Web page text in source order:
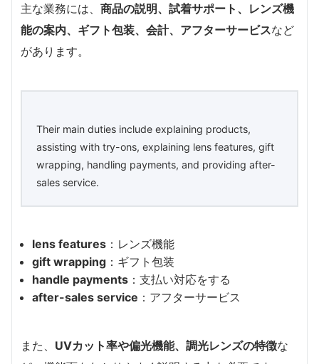
主な業務には、 商品の説明、試着サポート、レンズ機
能の案内、ギフト包装、会計、アフターサービスなど
があります。
Their main duties include explaining products,
assisting with try-ons, explaining lens features, gift
wrapping, handling payments, and providing after-
sales service.
lens features ：レンズ機能
gift wrapping ：ギフト包装
handle payments ：支払い対応をする
after-sales service ：アフターサービス
また、 UVカット率や偏光機能、調光レンズの特徴な